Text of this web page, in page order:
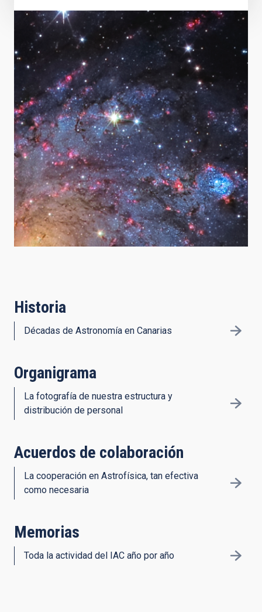
Historia
Décadas de Astronomía en Canarias
Organigrama
La fotografía de nuestra estructura y
distribución de personal
Acuerdos de colaboración
La cooperación en Astrofísica, tan efectiva
como necesaria
Memorias
Toda la actividad del IAC año por año